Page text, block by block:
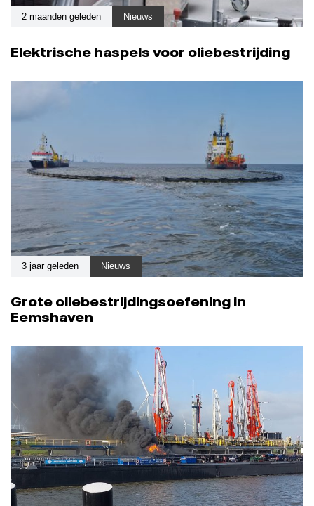
2 maanden geleden Nieuws
Elektrische haspels voor oliebestrijding
3 jaar geleden Nieuws
Grote oliebestrijdingsoefening in
Eemshaven